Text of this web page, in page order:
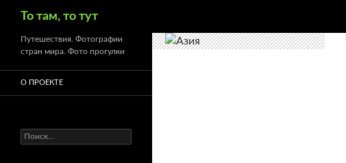
То там, то тут
Путешествия. Фотографии
стран мира. Фото прогулки
О ПРОЕКТЕ
Найти: